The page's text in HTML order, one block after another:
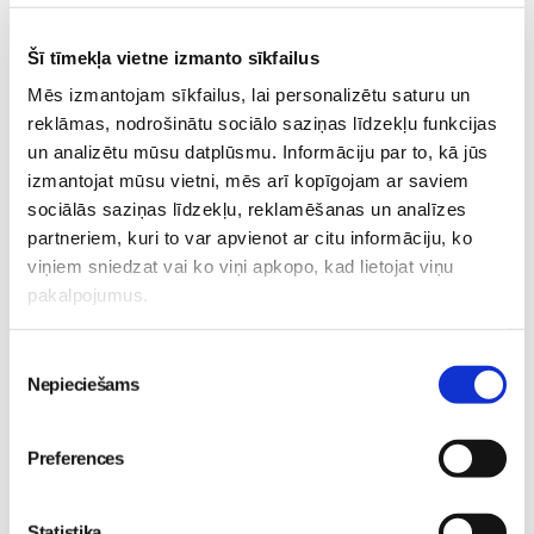
Šī tīmekļa vietne izmanto sīkfailus
Mēs izmantojam sīkfailus, lai personalizētu saturu un
reklāmas, nodrošinātu sociālo saziņas līdzekļu funkcijas
un analizētu mūsu datplūsmu. Informāciju par to, kā jūs
izmantojat mūsu vietni, mēs arī kopīgojam ar saviem
sociālās saziņas līdzekļu, reklamēšanas un analīzes
partneriem, kuri to var apvienot ar citu informāciju, ko
viņiem sniedzat vai ko viņi apkopo, kad lietojat viņu
pakalpojumus.
izvēle
Nepieciešams
Preferences
Grūtniecības sekas - kā atgūt formu?
INGA_HARTIKA: Vai es spēju samierināties ar
ķermeņa izmaiņām pēc dzemdībām?
MADARAK: "Draudzenes pat pēc diviem bērniem"
jeb šo vasaru sagaidu labā formā!
1.trimestris